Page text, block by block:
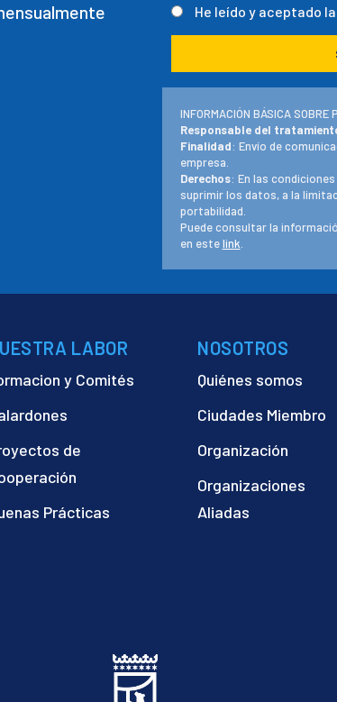
He leído y aceptado la
INFORMACIÓN BÁSICA SOBRE
Responsable del
Finalidad: Envío de
empresa.
Derechos: En las
suprimir los datos, a la
portabilidad.
Puede consultar la
en estelink.
LABOR
y Comités
de
Prácticas
NOSOTROS
Quiénes somos
Ciudades Miembro
Organización
Organizaciones
Aliadas